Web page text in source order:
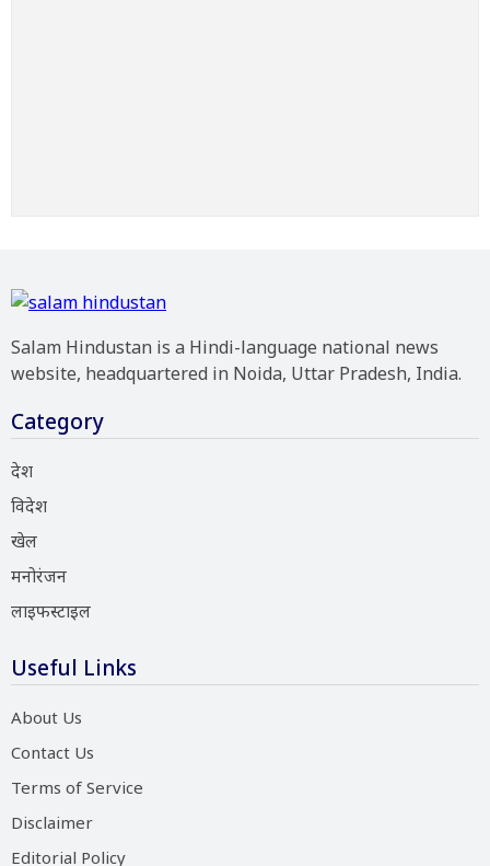
Salam Hindustan is a Hindi-language national news
website, headquartered in Noida, Uttar Pradesh, India.
Category
देश
विदेश
खेल
मनोरंजन
लाइफस्टाइल
Useful Links
About Us
Contact Us
Terms of Service
Disclaimer
Editorial Policy